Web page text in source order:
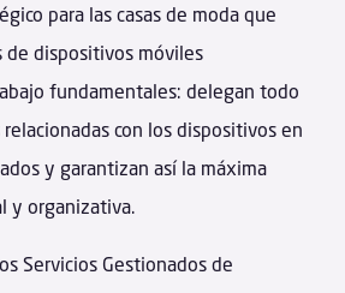
para las casas de moda que
de dispositivos móviles
fundamentales: delegan todo
con los dispositivos en
y garantizan así la máxima
y organizativa.
Servicios Gestionados de